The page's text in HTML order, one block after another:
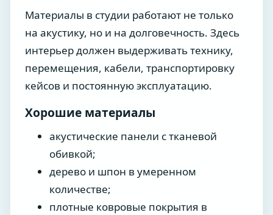
Материалы в студии работают не только
на акустику, но и на долговечность. Здесь
интерьер должен выдерживать технику,
перемещения, кабели, транспортировку
кейсов и постоянную эксплуатацию.
Хорошие материалы
акустические панели с тканевой
обивкой;
дерево и шпон в умеренном
количестве;
плотные ковровые покрытия в